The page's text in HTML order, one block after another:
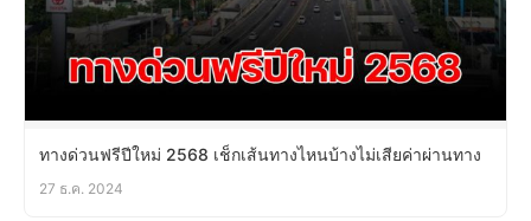
ทางด่วนฟรีปีใหม่ 2568 เช็กเส้นทางไหนบ้างไม่เสียค่าผ่านทาง
27 ธ.ค. 2024